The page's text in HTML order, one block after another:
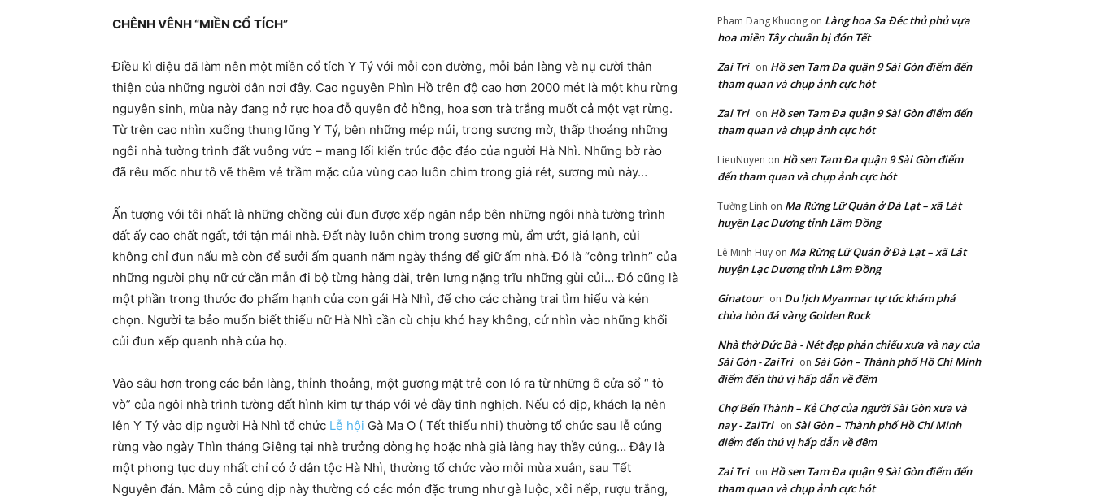
CHÊNH VÊNH “MIỀN CỔ TÍCH”
Điều kì diệu đã làm nên một miền cổ tích Y Tý với mỗi con đường, mỗi bản làng và nụ cười thân
thiện của những người dân nơi đây. Cao nguyên Phìn Hồ trên độ cao hơn 2000 mét là một khu rừng
nguyên sinh, mùa này đang nở rực hoa đỗ quyên đỏ hồng, hoa sơn trà trắng muốt cả một vạt rừng.
Từ trên cao nhìn xuống thung lũng Y Tý, bên những mép núi, trong sương mờ, thấp thoáng những
ngôi nhà tường trình đất vuông vức – mang lối kiến trúc độc đáo của người Hà Nhì. Những bờ rào
đã rêu mốc như tô vẽ thêm vẻ trầm mặc của vùng cao luôn chìm trong giá rét, sương mù này…
Ấn tượng với tôi nhất là những chồng củi đun được xếp ngăn nắp bên những ngôi nhà tường trình
đất ấy cao chất ngất, tới tận mái nhà. Đất này luôn chìm trong sương mù, ẩm ướt, giá lạnh, củi
không chỉ đun nấu mà còn để sưởi ấm quanh năm ngày tháng để giữ ấm nhà. Đó là “công trình” của
những người phụ nữ cứ cần mẫn đi bộ từng hàng dài, trên lưng nặng trĩu những gùi củi… Đó cũng là
một phần trong thước đo phẩm hạnh của con gái Hà Nhì, để cho các chàng trai tìm hiểu và kén
chọn. Người ta bảo muốn biết thiếu nữ Hà Nhì cần cù chịu khó hay không, cứ nhìn vào những khối
củi đun xếp quanh nhà của họ.
Vào sâu hơn trong các bản làng, thỉnh thoảng, một gương mặt trẻ con ló ra từ những ô cửa sổ “ tò
vò” của ngôi nhà trình tường đất hình kim tự tháp với vẻ đầy tinh nghịch. Nếu có dịp, khách lạ nên
lên Y Tý vào dịp người Hà Nhì tổ chức Lễ hội Gà Ma O ( Tết thiếu nhi) thường tổ chức sau lễ cúng
rừng vào ngày Thìn tháng Giêng tại nhà trưởng dòng họ hoặc nhà già làng hay thầy cúng… Đây là
một phong tục duy nhất chỉ có ở dân tộc Hà Nhì, thường tổ chức vào mỗi mùa xuân, sau Tết
Nguyên đán. Mâm cỗ cúng dịp này thường có các món đặc trưng như gà luộc, xôi nếp, rượu trắng,
Pham Dang Khuong on Làng hoa Sa Đéc thủ phủ vựa
hoa miền Tây chuẩn bị đón Tết
Zai Tri on Hồ sen Tam Đa quận 9 Sài Gòn điểm đến
tham quan và chụp ảnh cực hót
Zai Tri on Hồ sen Tam Đa quận 9 Sài Gòn điểm đến
tham quan và chụp ảnh cực hót
LieuNuyen on Hồ sen Tam Đa quận 9 Sài Gòn điểm
đến tham quan và chụp ảnh cực hót
Tường Linh on Ma Rừng Lữ Quán ở Đà Lạt – xã Lát
huyện Lạc Dương tỉnh Lâm Đồng
Lê Minh Huy on Ma Rừng Lữ Quán ở Đà Lạt – xã Lát
huyện Lạc Dương tỉnh Lâm Đồng
Ginatour on Du lịch Myanmar tự túc khám phá
chùa hòn đá vàng Golden Rock
Nhà thờ Đức Bà - Nét đẹp phản chiếu xưa và nay của
Sài Gòn - ZaiTri on Sài Gòn – Thành phố Hồ Chí Minh
điểm đến thú vị hấp dẫn về đêm
Chợ Bến Thành – Kẻ Chợ của người Sài Gòn xưa và
nay - ZaiTri on Sài Gòn – Thành phố Hồ Chí Minh
điểm đến thú vị hấp dẫn về đêm
Zai Tri on Hồ sen Tam Đa quận 9 Sài Gòn điểm đến
tham quan và chụp ảnh cực hót